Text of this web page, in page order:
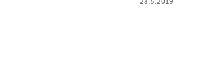
28.5.2019